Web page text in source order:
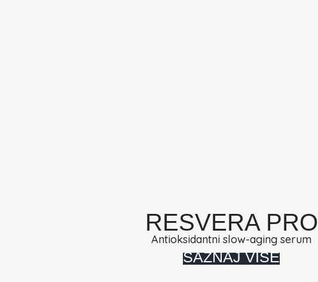
RESVERA PRO
Antioksidantni slow-aging serum
SAZNAJ VIŠE